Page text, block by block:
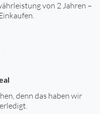
von 2 Jahren –
denn das haben wir